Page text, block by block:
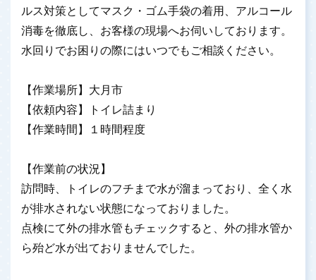
ルス対策としてマスク・ゴム手袋の着用、アルコール
消毒を徹底し、お客様の現場へお伺いしております。
水回りでお困りの際にはいつでもご相談ください。
【作業場所】大月市
【依頼内容】トイレ詰まり
【作業時間】１時間程度
【作業前の状況】
訪問時、トイレのフチまで水が溜まっており、全く水
が排水されない状態になっておりました。
点検にて外の排水管もチェックすると、外の排水管か
ら殆ど水が出ておりませんでした。